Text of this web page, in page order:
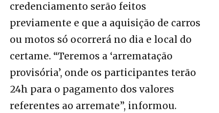
credenciamento serão feitos
previamente e que a aquisição de carros
ou motos só ocorrerá no dia e local do
certame. “Teremos a ‘arrematação
provisória’, onde os participantes terão
24h para o pagamento dos valores
referentes ao arremate”, informou.